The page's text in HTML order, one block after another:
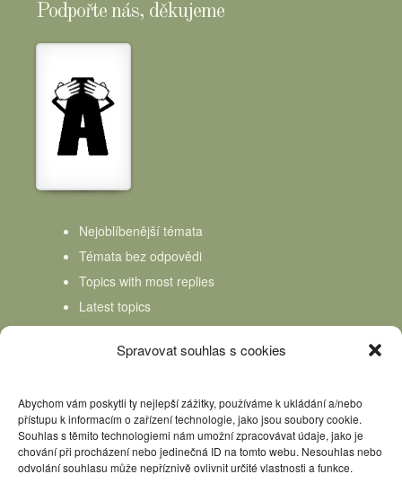
Spravovat souhlas s cookies
Abychom vám poskytli ty nejlepší zážitky, používáme k ukládání a/nebo
přístupu k informacím o zařízení technologie, jako jsou soubory cookie.
Souhlas s těmito technologiemi nám umožní zpracovávat údaje, jako je
chování při procházení nebo jedinečná ID na tomto webu. Nesouhlas nebo
odvolání souhlasu může nepříznivě ovlivnit určité vlastnosti a funkce.
Podpořte nás, děkujeme
Nejoblíbenější témata
Témata bez odpovědi
Topics with most replies
Latest topics
Topics Freshness